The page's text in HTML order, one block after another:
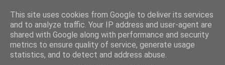
This site uses cookies from Google to deliver its services
and to analyze traffic. Your IP address and user-agent are
shared with Google along with performance and security
metrics to ensure quality of service, generate usage
statistics, and to detect and address abuse.